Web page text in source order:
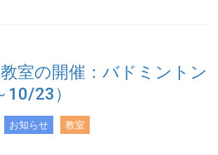
室の開催：バドミントン
23）
お知らせ 教室